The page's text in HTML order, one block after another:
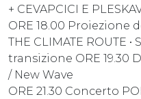
+ CEVAPCICI E
ORE 18.00 Proiezione
THE CLIMATE ROUTE
transizione ORE 19.30
/ New Wave
ORE 21.30 Concerto